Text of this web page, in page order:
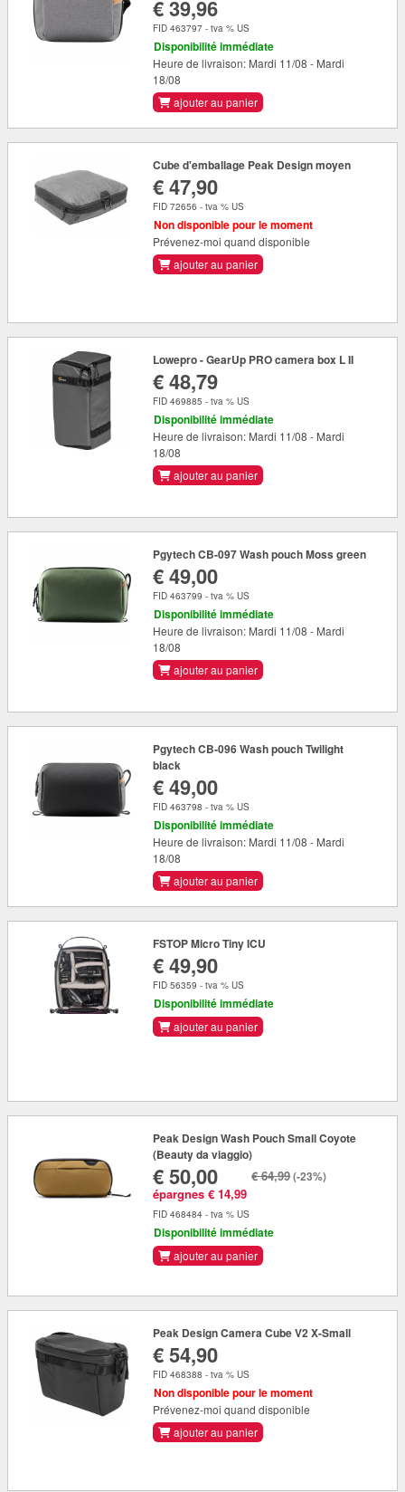
€ 39,96
FID 463797 - tva % US
Disponibilité immédiate
Heure de livraison: Mardi 11/08 - Mardi
18/08
ajouter au panier
Cube d'emballage Peak Design moyen
€ 47,90
FID 72656 - tva % US
Non disponible pour le moment
Prévenez-moi quand disponible
ajouter au panier
Lowepro - GearUp PRO camera box L II
€ 48,79
FID 469885 - tva % US
Disponibilité immédiate
Heure de livraison: Mardi 11/08 - Mardi
18/08
ajouter au panier
Pgytech CB-097 Wash pouch Moss green
€ 49,00
FID 463799 - tva % US
Disponibilité immédiate
Heure de livraison: Mardi 11/08 - Mardi
18/08
ajouter au panier
Pgytech CB-096 Wash pouch Twilight
black
€ 49,00
FID 463798 - tva % US
Disponibilité immédiate
Heure de livraison: Mardi 11/08 - Mardi
18/08
ajouter au panier
FSTOP Micro Tiny ICU
€ 49,90
FID 56359 - tva % US
Disponibilité immédiate
ajouter au panier
Peak Design Wash Pouch Small Coyote
(Beauty da viaggio)
€ 50,00
épargnes € 14,99
€ 64,99(-23%)
FID 468484 - tva % US
Disponibilité immédiate
ajouter au panier
Peak Design Camera Cube V2 X-Small
€ 54,90
FID 468388 - tva % US
Non disponible pour le moment
Prévenez-moi quand disponible
ajouter au panier